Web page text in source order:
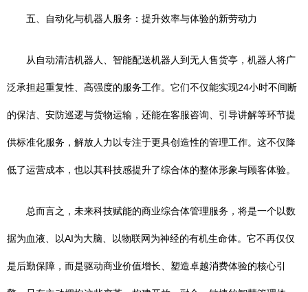
五、自动化与机器人服务：提升效率与体验的新劳动力
从自动清洁机器人、智能配送机器人到无人售货亭，机器人将广
泛承担起重复性、高强度的服务工作。它们不仅能实现24小时不间断
的保洁、安防巡逻与货物运输，还能在客服咨询、引导讲解等环节提
供标准化服务，解放人力以专注于更具创造性的管理工作。这不仅降
低了运营成本，也以其科技感提升了综合体的整体形象与顾客体验。
总而言之，未来科技赋能的商业综合体管理服务，将是一个以数
据为血液、以AI为大脑、以物联网为神经的有机生命体。它不再仅仅
是后勤保障，而是驱动商业价值增长、塑造卓越消费体验的核心引